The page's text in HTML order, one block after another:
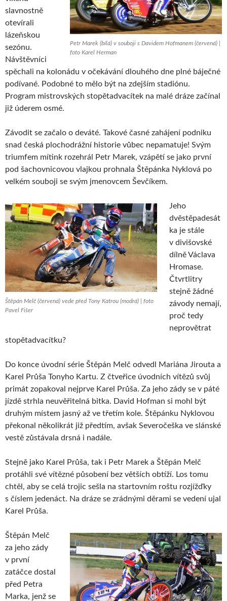
Petr Marek (bílá) v souboji s Davidem Hofmanem (červená) |
foto Karel Herman
slavnostně
otevírali
lázeňskou
sezónu.
Návštěvníci
spěchali na kolonádu v očekávání dlouhého dne plné báječné
podívané. Podobné to mělo být na zdejším stadiónu.
Program mistrovských stopětadvacítek na malé dráze začínal
již úderem osmé.
Závodit se začalo o deváté. Takové časné zahájení podniku
snad česká plochodrážní historie vůbec nepamatuje! Svým
triumfem mítink rozehrál Petr Marek, vzápětí se jako první
pod šachovnicovou vlajkou prohnala Štěpánka Nyklová po
velkém souboji se svým jmenovcem Ševčíkem.
Štěpán Melč (červená) vede před Tony Katrou (modrá) | foto
Pavel Fišer
Jeho
dvěstěpadesát
ka je stále
v divišovské
dílně Václava
Hromase.
Čtvrtlitry
stejně žádné
závody nemají,
proč tedy
neprovětrat
stopětadvacítku?
Do konce úvodní série Štěpán Melč odvedl Mariána Jirouta a
Karel Průša Tonyho Kartu. Z čtveřice úvodních vítězů svůj
primát zopakoval nejprve Karel Průša. Za jeho zády se v páté
jízdě strhla neuvěřitelná bitka. David Hofman si mohl být
druhým místem jasný až ve třetím kole. Štěpánku Nyklovou
překonal několikrát již předtím, avšak Severočeška ve slánské
vestě zůstávala drsná i nadále.
Stejně jako Karel Průša, tak i Petr Marek a Štěpán Melč
protáhli své vítězné působení bez větších obtíží. Los tomu
chtěl, aby se celá trojic sešla na startovním roštu rozjížďky
s číslem jedenáct. Na dráze se zrádnými děrami se vedení ujal
Karel Průša.
Štěpán Melč
za jeho zády
v první
zatáčce dostal
před Petra
Marka, jenž se